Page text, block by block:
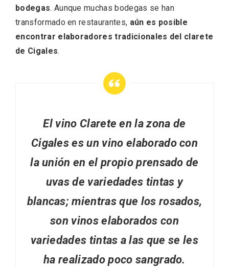
bodegas. Aunque muchas bodegas se han
transformado en restaurantes, aún es posible
encontrar elaboradores tradicionales del clarete
de Cigales.
El vino Clarete en la zona de
Cigales es un vino elaborado con
la unión en el propio prensado de
uvas de variedades tintas y
blancas; mientras que los rosados,
son vinos elaborados con
variedades tintas a las que se les
ha realizado poco sangrado.
La zonificación como recurso turístico
de la Ruta del Vino de Rueda